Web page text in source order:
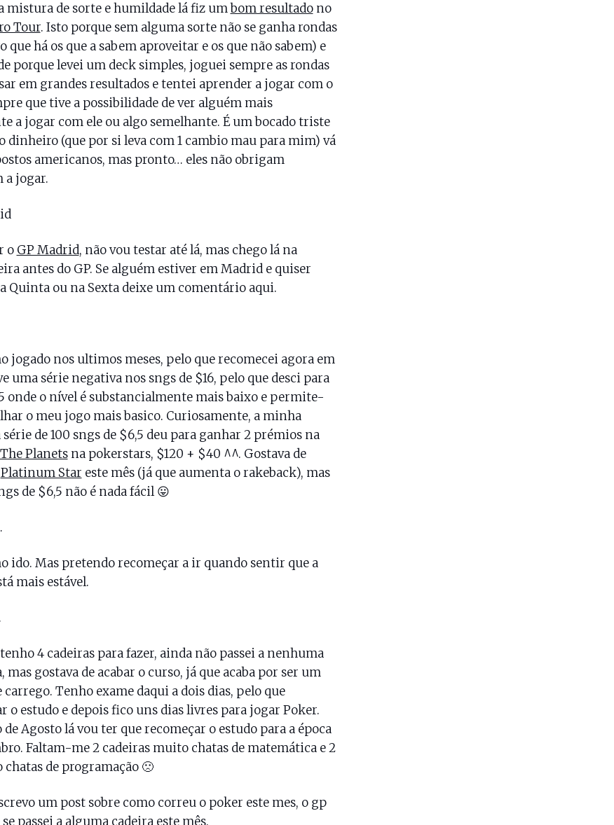
mistura de sorte e humildade lá fiz umbom resultadono
Tour. Isto porque sem alguma sorte não se ganha rondas
que há os que a sabem aproveitar e os que não sabem) e
porque levei um deck simples, joguei sempre as rondas
em grandes resultados e tentei aprender a jogar com o
que tive a possibilidade de ver alguém mais
a jogar com ele ou algo semelhante. É um bocado triste
dinheiro (que por si leva com 1 cambio mau para mim) vá
americanos, mas pronto… eles não obrigam
a jogar.
o GP Madrid, não vou testar até lá, mas chego lá na
antes do GP. Se alguém estiver em Madrid e quiser
Quinta ou na Sexta deixe um comentário aqui.
jogado nos ultimos meses, pelo que recomecei agora em
uma série negativa nos sngs de $16, pelo que desci para
onde o nível é substancialmente mais baixo e permite-
o meu jogo mais basico. Curiosamente, a minha
de 100 sngs de $6,5 deu para ganhar 2 prémios na
Planetsna pokerstars, $120 + $40 ^^. Gostava de
Platinum Star este mês (já que aumenta o rakeback), mas
de $6,5 não é nada fácil 😛
ido. Mas pretendo recomeçar a ir quando sentir que a
mais estável.
4 cadeiras para fazer, ainda não passei a nenhuma
mas gostava de acabar o curso, já que acaba por ser um
carrego. Tenho exame daqui a dois dias, pelo que
o estudo e depois fico uns dias livres para jogar Poker.
Agosto lá vou ter que recomeçar o estudo para a época
Faltam-me 2 cadeiras muito chatas de matemática e 2
chatas de programação 🙁
um post sobre como correu o poker este mes, o gp
passei a alguma cadeira este mês.